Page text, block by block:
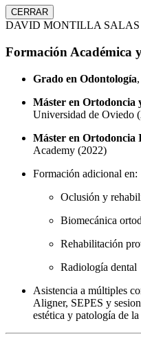
CERRAR
DAVID MONTILLA SALAS
Formación Académica
Grado en Odontología
Máster en Ortodoncia
Universidad de Oviedo
Máster en Ortodoncia
Academy (2022)
Formación adicional en:
Oclusión y
Biomecánica
Rehabilitación
Radiología dental
Asistencia a múltiples
Aligner, SEPES y
estética y patología de